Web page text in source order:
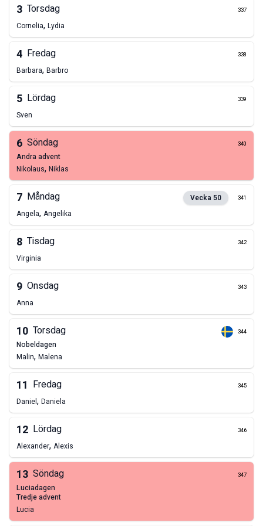
3 Torsdag 337
Cornelia, Lydia
4 Fredag 338
Barbara, Barbro
5 Lördag 339
Sven
6 Söndag 340
andra advent
Nikolaus, Niklas
7 Måndag Vecka 50 341
Angela, Angelika
8 Tisdag 342
Virginia
9 Onsdag 343
Anna
10 Torsdag 344
nobeldagen
Malin, Malena
11 Fredag 345
Daniel, Daniela
12 Lördag 346
Alexander, Alexis
13 Söndag 347
Luciadagen
tredje advent
Lucia